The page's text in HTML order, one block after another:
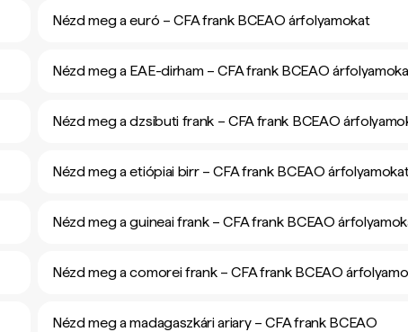
Nézd meg a euró – CFA frank BCEAO árfolyamokat
Nézd meg a EAE-dirham – CFA frank BCEAO
Nézd meg a dzsibuti frank – CFA frank BCEAO
Nézd meg a etiópiai birr – CFA frank BCEAO
Nézd meg a guineai frank – CFA frank BCEAO
Nézd meg a comorei frank – CFA frank BCEAO
Nézd meg a madagaszkári ariary – CFA frank BCEAO